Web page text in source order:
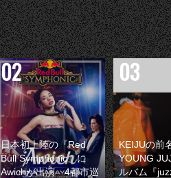
日本初上陸の『Red
Bull Symphonic』に
Awichが出演 4都市巡
KEIJUの前
YOUNG
ルバム『